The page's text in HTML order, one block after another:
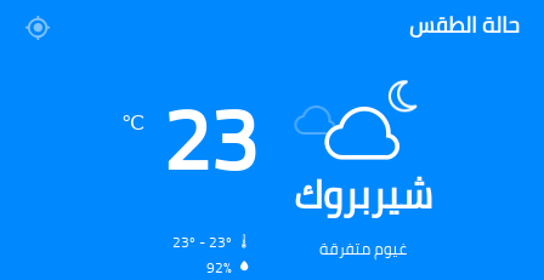
حالة الطقس
شيربروك
غيوم متفرقة
23
℃
92%